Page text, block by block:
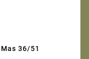
36/51